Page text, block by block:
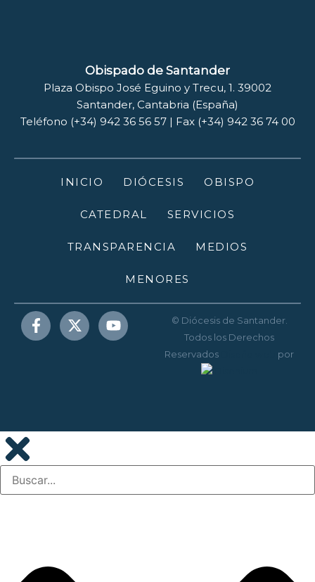
Obispado de Santander
Plaza Obispo José Eguino y Trecu, 1. 39002
Santander, Cantabria (España)
Teléfono (+34) 942 36 56 57 | Fax (+34) 942 36 74 00
INICIO DIÓCESIS OBISPO
CATEDRAL SERVICIOS
TRANSPARENCIA MEDIOS
MENORES
© Diócesis de Santander.
Todos los Derechos
Reservados
por